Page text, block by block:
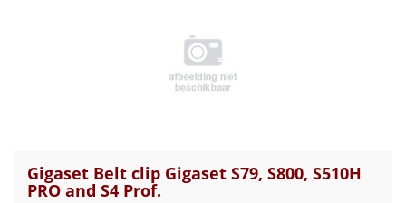
Gigaset Belt clip Gigaset S79, S800, S510H
PRO and S4 Prof.